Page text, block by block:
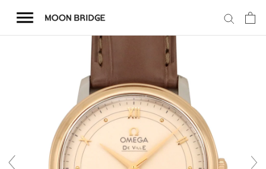
テ
会社概要